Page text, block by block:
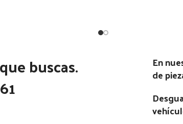
Pieza:
Código
buscas. En
de